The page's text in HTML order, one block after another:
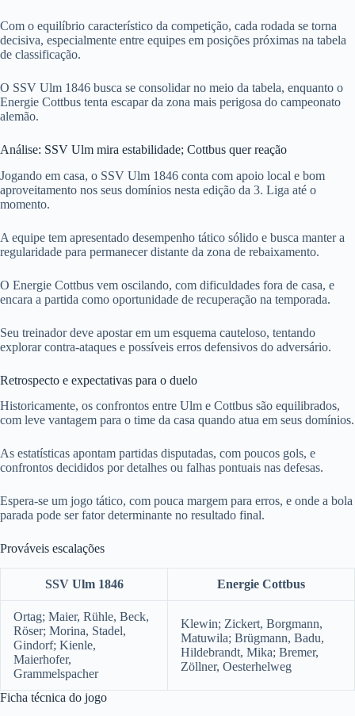
Com o equilíbrio característico da competição, cada rodada se torna
decisiva, especialmente entre equipes em posições próximas na tabela
de classificação.
O SSV Ulm 1846 busca se consolidar no meio da tabela, enquanto o
Energie Cottbus tenta escapar da zona mais perigosa do campeonato
alemão.
Análise: SSV Ulm mira estabilidade; Cottbus quer reação
Jogando em casa, o SSV Ulm 1846 conta com apoio local e bom
aproveitamento nos seus domínios nesta edição da 3. Liga até o
momento.
A equipe tem apresentado desempenho tático sólido e busca manter a
regularidade para permanecer distante da zona de rebaixamento.
O Energie Cottbus vem oscilando, com dificuldades fora de casa, e
encara a partida como oportunidade de recuperação na temporada.
Seu treinador deve apostar em um esquema cauteloso, tentando
explorar contra-ataques e possíveis erros defensivos do adversário.
Retrospecto e expectativas para o duelo
Historicamente, os confrontos entre Ulm e Cottbus são equilibrados,
com leve vantagem para o time da casa quando atua em seus domínios.
As estatísticas apontam partidas disputadas, com poucos gols, e
confrontos decididos por detalhes ou falhas pontuais nas defesas.
Espera-se um jogo tático, com pouca margem para erros, e onde a bola
parada pode ser fator determinante no resultado final.
Prováveis escalações
SSV Ulm 1846 Energie Cottbus
Ortag; Maier, Rühle, Beck,
Röser; Morina, Stadel,
Gindorf; Kienle,
Maierhofer,
Grammelspacher
Klewin; Zickert, Borgmann,
Matuwila; Brügmann, Badu,
Hildebrandt, Mika; Bremer,
Zöllner, Oesterhelweg
Ficha técnica do jogo